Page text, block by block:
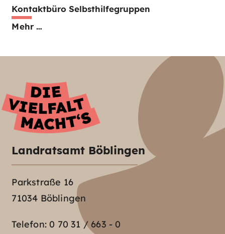
Kontaktbüro Selbsthilfegruppen
Mehr …
Landratsamt Böblingen
Parkstraße 16
71034 Böblingen
Telefon:0 70 31 / 663 - 0